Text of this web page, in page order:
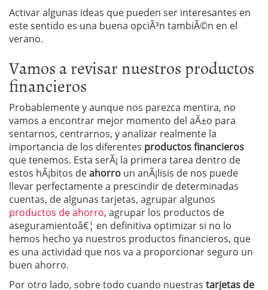
Activar algunas ideas que pueden ser interesantes en
este sentido es una buena opciÃ³n tambiÃ©n en el
verano.
Vamos a revisar nuestros productos
financieros
Probablemente y aunque nos parezca mentira, no
vamos a encontrar mejor momento del aÃ±o para
sentarnos, centrarnos, y analizar realmente la
importancia de los diferentes productos financieros
que tenemos. Esta serÃ¡ la primera tarea dentro de
estos hÃ¡bitos deahorro un anÃ¡lisis de nos puede
llevar perfectamente a prescindir de determinadas
cuentas, de algunas tarjetas, agrupar algunos
productos de ahorro, agrupar los productos de
aseguramientoâ€¦ en definitiva optimizar si no lo
hemos hecho ya nuestros productos financieros, que
es una actividad que nos va a proporcionar seguro un
buen ahorro.
Por otro lado, sobre todo cuando nuestras tarjetas de